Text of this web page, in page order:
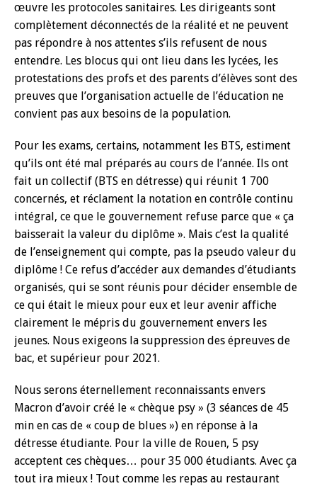
œuvre les protocoles sanitaires. Les dirigeants sont
complètement déconnectés de la réalité et ne peuvent
pas répondre à nos attentes s’ils refusent de nous
entendre. Les blocus qui ont lieu dans les lycées, les
protestations des profs et des parents d’élèves sont des
preuves que l’organisation actuelle de l’éducation ne
convient pas aux besoins de la population. ‌
Pour les exams, certains, notamment les BTS, estiment
qu’ils ont été mal préparés au cours de l’année. Ils ont
fait un collectif (BTS en détresse) qui réunit 1 700
concernés, et réclament la notation en contrôle continu
intégral, ce que le gouvernement refuse parce que « ça
baisserait la valeur du diplôme ». Mais c’est la qualité
de l’enseignement qui compte, pas la pseudo valeur du
diplôme ! Ce refus d’accéder aux demandes d’étudiants
organisés, qui se sont réunis pour décider ensemble de
ce qui était le mieux pour eux et leur avenir affiche
clairement le mépris du gouvernement envers les
jeunes. Nous exigeons la suppression des épreuves de
bac, et supérieur pour 2021.
Nous serons éternellement reconnaissants envers
Macron d’avoir créé le « chèque psy » (3 séances de 45
min en cas de « coup de blues ») en réponse à la
détresse étudiante. Pour la ville de Rouen, 5 psy
acceptent ces chèques… pour 35 000 étudiants. Avec ça
tout ira mieux ! Tout comme les repas au restaurant